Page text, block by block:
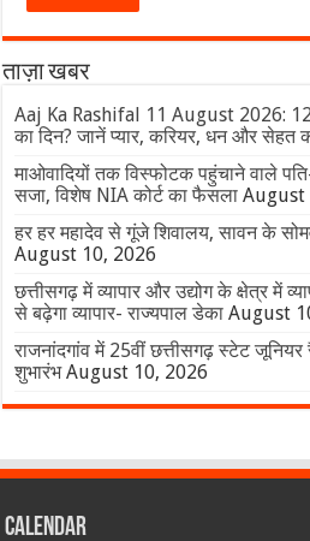
ताज़ा खबर
Aaj Ka Rashifal 11 August 2026: 12
का दिन? जानें प्यार, करियर, धन और सेहत
माओवादियों तक विस्फोटक पहुंचाने वाले
सजा, विशेष NIA कोर्ट का फैसला August
हर हर महादेव से गूंजे शिवालय, सावन के
August 10, 2026
छत्तीसगढ़ में व्यापार और उद्योग के क्षेत्र में
से बढ़ेगा व्यापार- राज्यपाल डेका August
राजनांदगांव में 25वीं छत्तीसगढ़ स्टेट जूनियर
शुभारंभ August 10, 2026
Calendar